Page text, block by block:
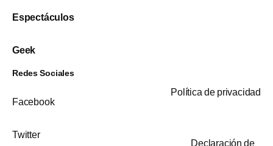
Espectáculos
Geek
Redes Sociales
Facebook
Twitter
Política de privacidad
Declaración de